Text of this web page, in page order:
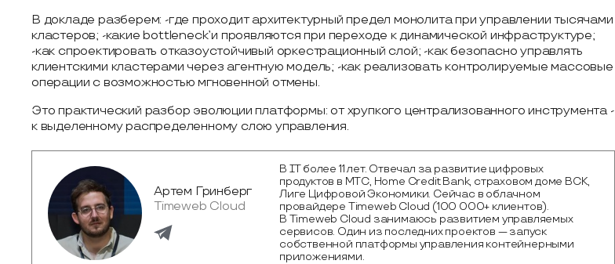
В докладе разберем: -где проходит архитектурный предел монолита при управлении тысячами
кластеров; -какие bottleneck’и проявляются при переходе к динамической инфраструктуре;
-как спроектировать отказоустойчивый оркестрационный слой; -как безопасно управлять
клиентскими кластерами через агентную модель; -как реализовать контролируемые массовые
операции с возможностью мгновенной отмены.
Это практический разбор эволюции платформы: от хрупкого централизованного инструмента -
к выделенному распределенному слою управления.
Артем Гринберг
Timeweb Cloud
В IT более 11 лет. Отвечал за развитие цифровых
продуктов в МТС, Home Credit Bank, страховом доме ВСК,
Лиге Цифровой Экономики. Сейчас в облачном
провайдере Timeweb Cloud (100 000+ клиентов).
В Timeweb Cloud занимаюсь развитием управляемых
сервисов. Один из последних проектов — запуск
собственной платформы управления контейнерными
приложениями.